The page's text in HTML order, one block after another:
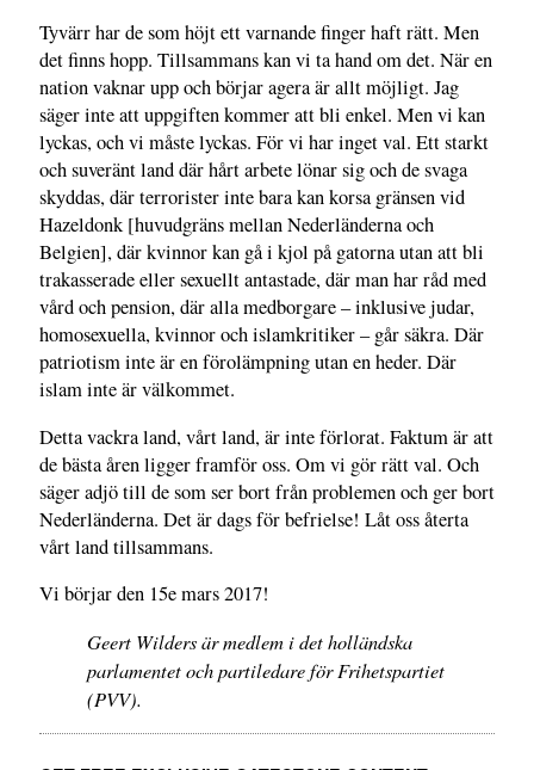
Tyvärr har de som höjt ett varnande finger haft rätt. Men
det finns hopp. Tillsammans kan vi ta hand om det. När en
nation vaknar upp och börjar agera är allt möjligt. Jag
säger inte att uppgiften kommer att bli enkel. Men vi kan
lyckas, och vi måste lyckas. För vi har inget val. Ett starkt
och suveränt land där hårt arbete lönar sig och de svaga
skyddas, där terrorister inte bara kan korsa gränsen vid
Hazeldonk [huvudgräns mellan Nederländerna och
Belgien], där kvinnor kan gå i kjol på gatorna utan att bli
trakasserade eller sexuellt antastade, där man har råd med
vård och pension, där alla medborgare – inklusive judar,
homosexuella, kvinnor och islamkritiker – går säkra. Där
patriotism inte är en förolämpning utan en heder. Där
islam inte är välkommet.
Detta vackra land, vårt land, är inte förlorat. Faktum är att
de bästa åren ligger framför oss. Om vi gör rätt val. Och
säger adjö till de som ser bort från problemen och ger bort
Nederländerna. Det är dags för befrielse! Låt oss återta
vårt land tillsammans.
Vi börjar den 15e mars 2017!
Geert Wilders är medlem i det holländska
parlamentet och partiledare för Frihetspartiet
(PVV).